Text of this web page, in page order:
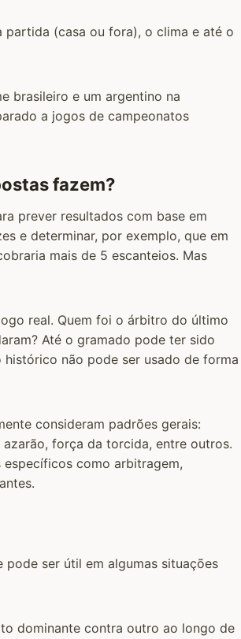
partida (casa ou fora), o clima e até o
brasileiro e um argentino na
a jogos de campeonatos
fazem?
prever resultados com base em
e determinar, por exemplo, que em
mais de 5 escanteios. Mas
real. Quem foi o árbitro do último
Até o gramado pode ter sido
não pode ser usado de forma
consideram padrões gerais:
força da torcida, entre outros.
como arbitragem,
ser útil em algumas situações
dominante contra outro ao longo de